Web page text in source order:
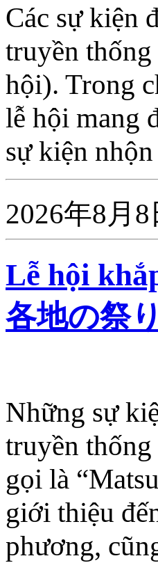
Các sự kiện
truyền
hội). Trong
lễ hội mang
sự kiện
2026年8月8
Lễ hội
各地の祭
Những sự
truyền
gọi là
giới thiệu
phương,